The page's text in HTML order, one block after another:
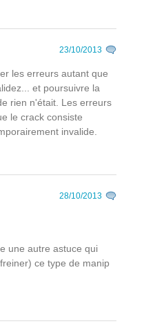
23/10/2013
les erreurs autant que
et poursuivre la
rien n'était. Les erreurs
le crack consiste
invalide.
28/10/2013
une autre astuce qui
ce type de manip